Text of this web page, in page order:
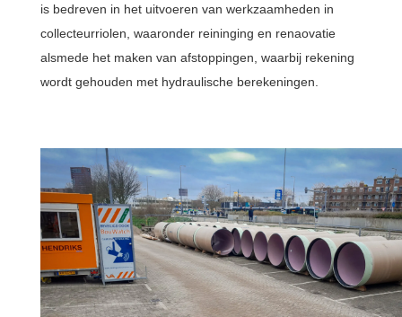
is bedreven in het uitvoeren van werkzaamheden in
collecteurriolen, waaronder reininging en renaovatie
alsmede het maken van afstoppingen, waarbij rekening
wordt gehouden met hydraulische berekeningen.